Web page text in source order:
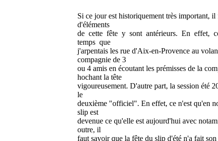
Si ce jour est historiquement très important,
d'éléments
de cette fête y sont antérieurs. En effet,
temps que
j'arpentais les rue d'Aix-en-Provence au
compagnie de 3
ou 4 amis en écoutant les prémisses de la
hochant la tête
vigoureusement. D'autre part, la session été
le
deuxième "officiel". En effet, ce n'est qu'en
slip est
devenue ce qu'elle est aujourd'hui avec
outre, il
faut savoir que la fête du slip d'été n'a fait